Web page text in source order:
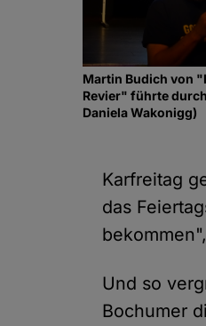
Martin Budich von
Revier" führte
Daniela Wakonigg)
Karfreitag
das
Und so
Bochumer